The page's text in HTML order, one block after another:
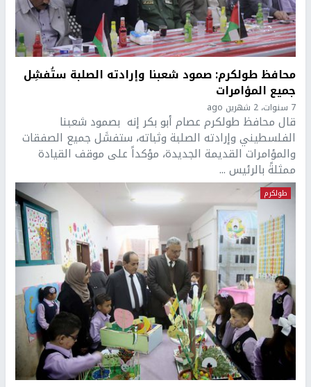
محافظ طولكرم: صمود شعبنا وإرادته الصلبة ستُفشِل
جميع المؤامرات
7 سنوات، 2 شهرين ago
قال محافظ طولكرم عصام أبو بكر إنه بصمود شعبنا
الفلسطيني وإرادته الصلبة وثباته، ستفشَل جميع الصفقات
والمؤامرات القديمة الجديدة، مؤكداً على موقف القيادة
ممثلةً بالرئيس ...
طولكرم